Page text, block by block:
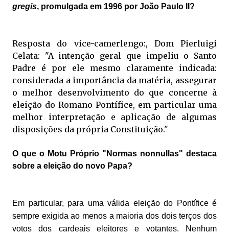
gregis, promulgada em 1996 por João Paulo II?
Resposta do vice-camerlengo:, Dom Pierluigi
Celata: "A intenção geral que impeliu o Santo
Padre é por ele mesmo claramente indicada:
considerada a importância da matéria, assegurar
o melhor desenvolvimento do que concerne à
eleição do Romano Pontífice, em particular uma
melhor interpretação e aplicação de algumas
disposições da própria Constituição."
O que o Motu Próprio "Normas nonnullas" destaca
sobre a eleição do novo Papa?
Em particular, para uma válida eleição do Pontífice é
sempre exigida ao menos a maioria dos dois terços dos
votos dos cardeais eleitores e votantes. Nenhum